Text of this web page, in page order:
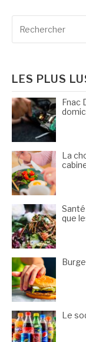
LES PLUS
Fnac
La
que
Le